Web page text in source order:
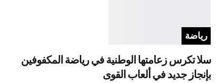
رياضة
سلا تكرس زعامتها الوطنية في رياضة المكفوفين
بإنجاز جديد في ألعاب القوى